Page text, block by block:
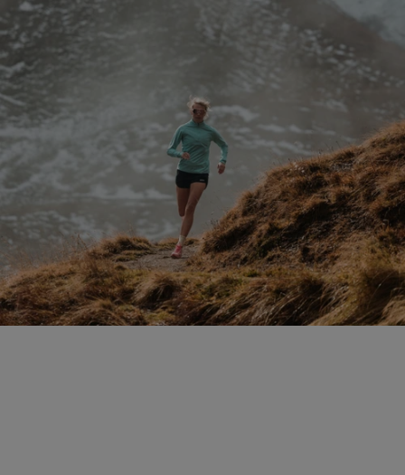
VELOCIDAD Y LIGEREZA
VUELA SOBRE
CUALQUIER TERRENO
Diseñadas para corredores exigentes, nuestras
zapatillas te liberan del peso innecesario para que
disfrutes de una experiencia de carrera inigualable.